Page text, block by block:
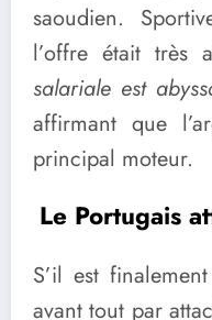
saoudien.
l’offre était très
salariale est
affirmant que
principal moteur.
Le Portugais
S’il est
avant tout par